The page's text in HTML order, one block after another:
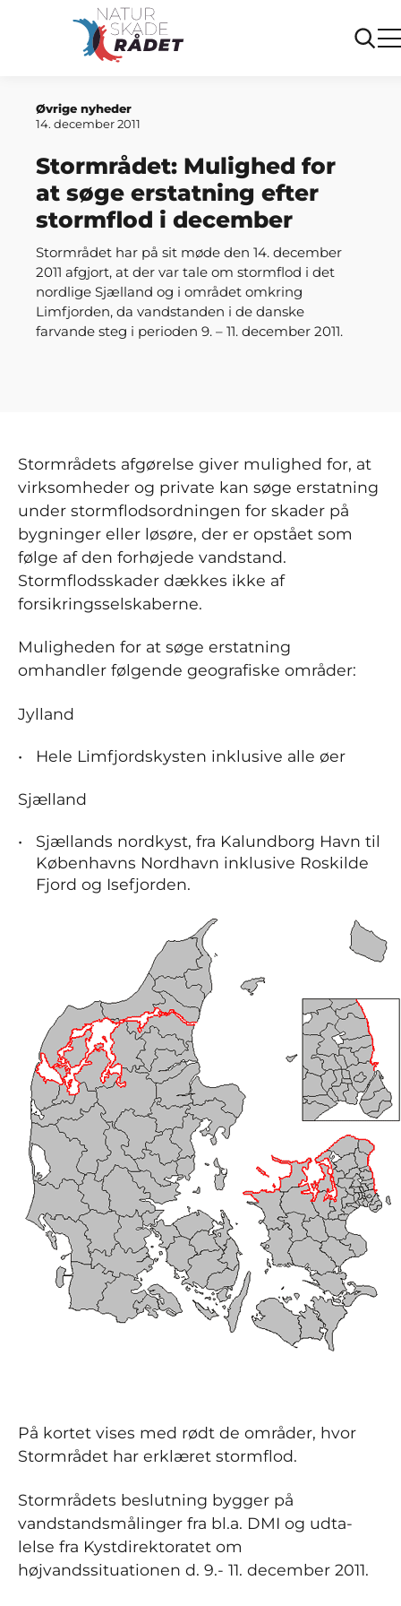
Mulighed for at søge erstatning efter stormflod i
december
Øvrige nyheder
14. december 2011
Stormrådet: Mulighed for
at søge erstatning efter
stormflod i december
Stormrådet har på sit møde den 14. december
2011 afgjort, at der var tale om stormflod i det
nordlige Sjælland og i området omkring
Limfjorden, da vandstanden i de danske
farvande steg i perioden 9. – 11. december 2011.
Stormrådets afgørelse giver mulighed for, at
virksomheder og private kan søge erstatning
under stormflodsordningen for skader på
bygninger eller løsøre, der er opstået som
følge af den forhøjede vandstand.
Stormflodsskader dækkes ikke af
forsikringsselskaberne.
Muligheden for at søge erstatning
omhandler følgende geografiske områder:
Jylland
Hele Limfjordskysten inklusive alle øer
Sjælland
Sjællands nordkyst, fra Kalundborg Havn til
Københavns Nordhavn inklusive Roskilde
Fjord og Isefjorden.
På kortet vises med rødt de områder, hvor
Stormrådet har erklæret stormflod.
Stormrådets beslutning bygger på
vandstandsmålinger fra bl.a. DMI og udta-
lelse fra Kystdirektoratet om
højvandssituationen d. 9.- 11. december 2011.